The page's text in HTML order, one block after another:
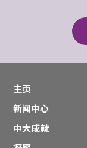
主页
新闻中心
中大成就